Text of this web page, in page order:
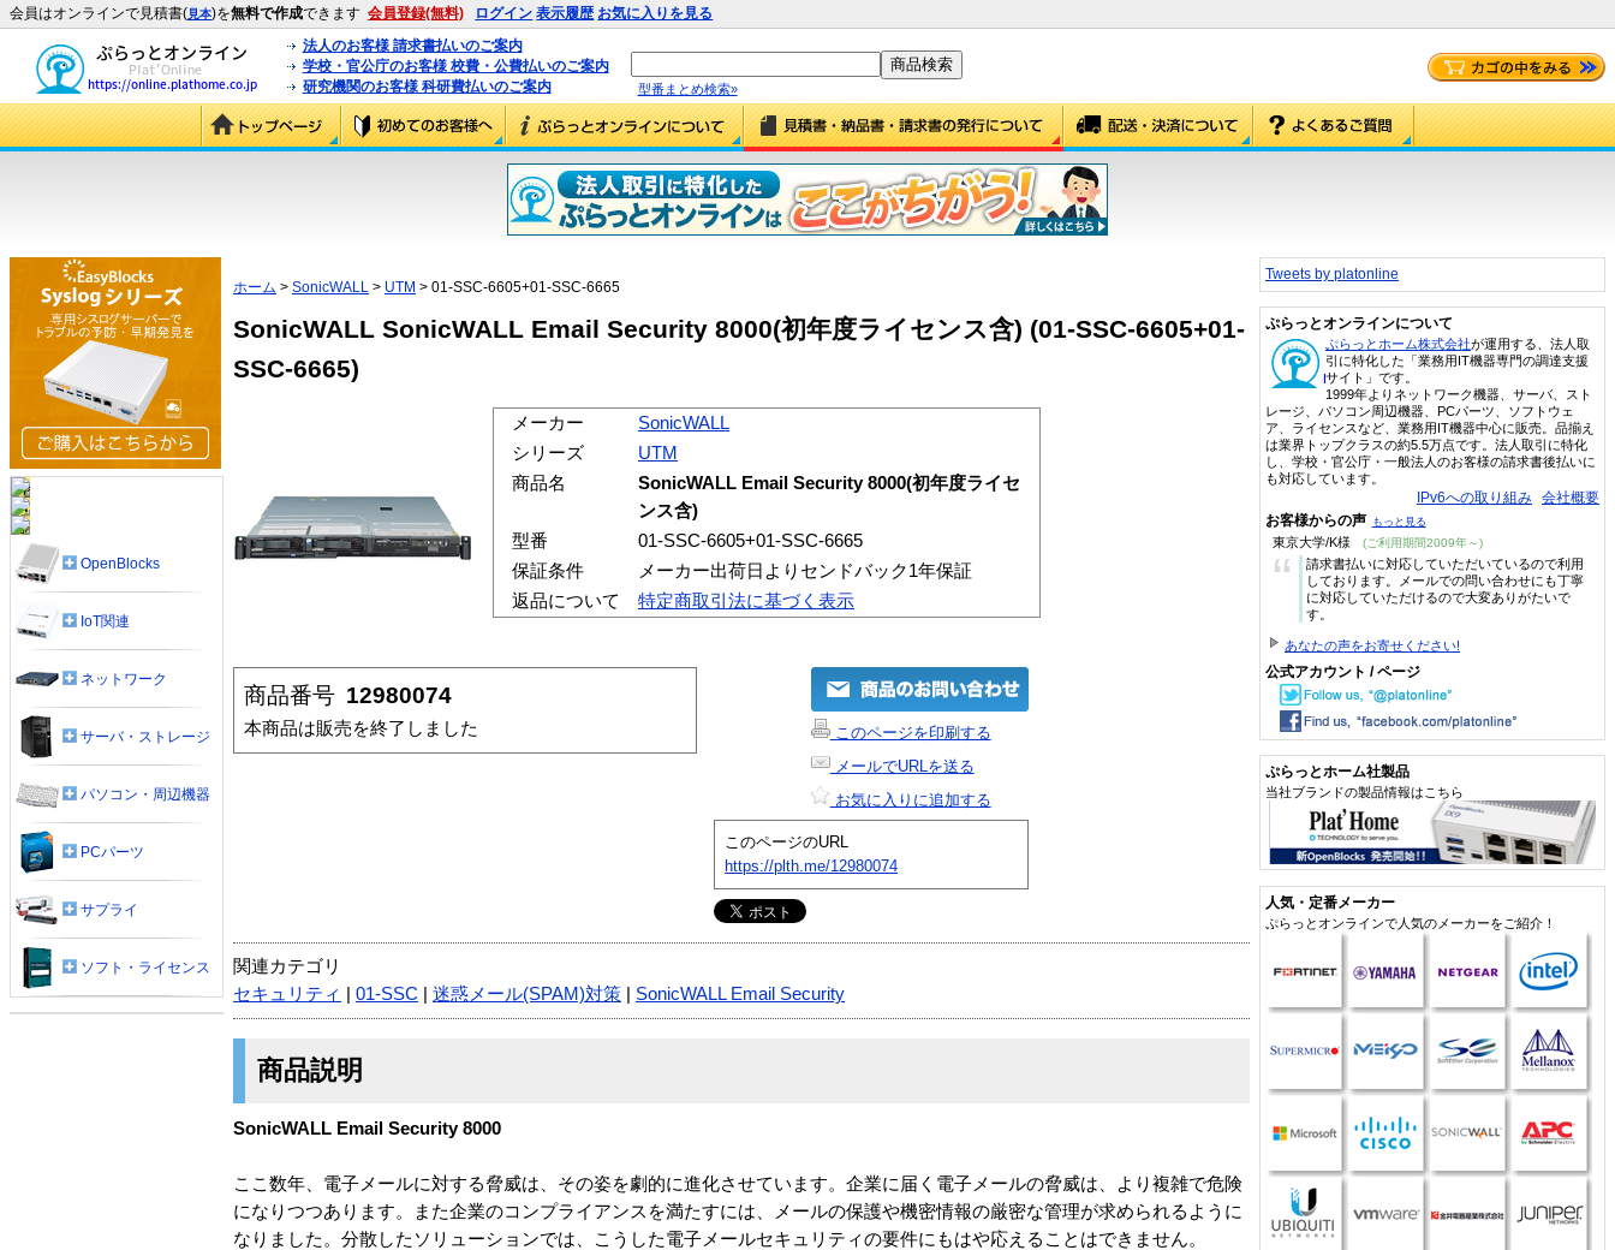
会員はオンラインで見積書(見本)を無料で作成できます 会員登録(無料) ログイン 表示履歴 お気に入りを見る
法人のお客様 請求書払いのご案内
学校・官公庁のお客様 校費・公費払いのご案内
研究機関のお客様 科研費払いのご案内
型番まとめ検索»
ホーム > SonicWALL > UTM > 01-SSC-6605+01-SSC-6665
SonicWALL SonicWALL Email Security 8000(初年度ライセンス含) (01-SSC-6605+01-
SSC-6665)
メーカー
SonicWALL
シリーズ
UTM
商品名
SonicWALL Email Security 8000(初年度ライセ
ンス含)
型番
01-SSC-6605+01-SSC-6665
保証条件
メーカー出荷日よりセンドバック1年保証
返品について
特定商取引法に基づく表示
商品番号 12980074
本商品は販売を終了しました
このページを印刷する
メールでURLを送る
お気に入りに追加する
このページのURL
https://plth.me/12980074
関連カテゴリ
セキュリティ
01-SSC 迷惑メール(SPAM)対策 SonicWALL Email Security
商品説明
SonicWALL Email Security 8000
ここ数年、電子メールに対する脅威は、その姿を劇的に進化させています。企業に届く電子メールの脅威は、より複雑で危険
になりつつあります。また企業のコンプライアンスを満たすには、メールの保護や機密情報の厳密な管理が求められるように
なりました。分散したソリューションでは、こうした電子メールセキュリティの要件にもはや応えることはできません。
OpenBlocks
IoT関連
ネットワーク
サーバ・ストレージ
パソコン・周辺機器
PCパーツ
サプライ
ソフト・ライセンス
Tweets by platonline
ぷらっとオンラインについて
ぷらっとホーム株式会社が運用する、法人取
引に特化した「業務用IT機器専門の調達支援
サイト」です。
1999年よりネットワーク機器、サーバ、スト
レージ、パソコン周辺機器、PCパーツ、ソフトウェ
ア、ライセンスなど、業務用IT機器中心に販売。品揃え
は業界トップクラスの約5.5万点です。法人取引に特化
し、学校・官公庁・一般法人のお客様の請求書後払いに
も対応しています。
IPv6への取り組み 会社概要
お客様からの声 もっと見る
東京大学/K様 (ご利用期間2009年～)
“
請求書払いに対応していただいているので利用
しております。メールでの問い合わせにも丁寧
に対応していただけるので大変ありがたいで
す。
あなたの声をお寄せください!
公式アカウント / ページ
ぷらっとホーム社製品
当社ブランドの製品情報はこちら
人気・定番メーカー
ぷらっとオンラインで人気のメーカーをご紹介！